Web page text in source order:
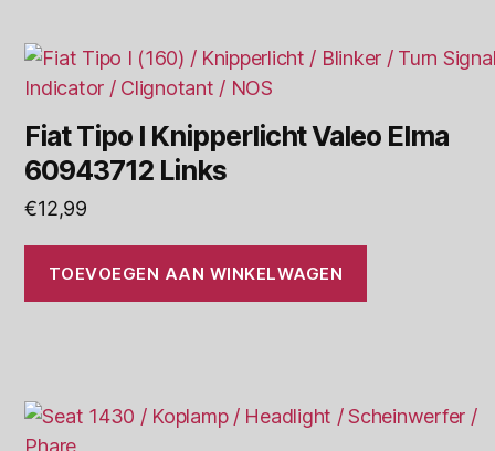
Fiat Tipo I Knipperlicht Valeo Elma
60943712 Links
€12,99
TOEVOEGEN AAN WINKELWAGEN